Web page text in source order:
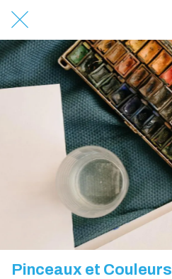
Pinceaux et Couleurs